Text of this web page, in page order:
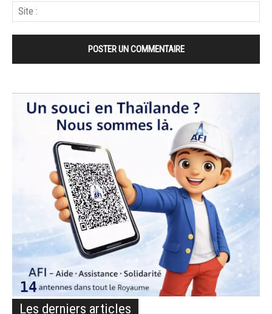
Les derniers articles